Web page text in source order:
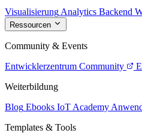
Visualisierung Analytics Backend
Ressourcen
Community & Events
Entwicklerzentrum Community
Weiterbildung
Blog Ebooks IoT Academy
Templates & Tools